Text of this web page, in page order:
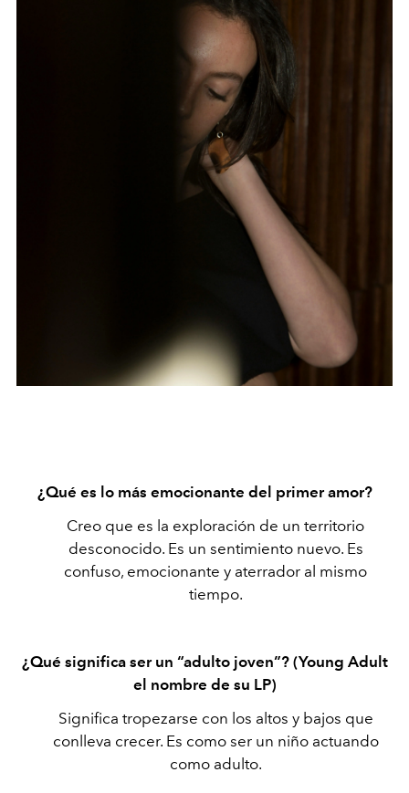
¿Qué es lo más emocionante del primer amor?
Creo que es la exploración de un territorio
desconocido. Es un sentimiento nuevo. Es
confuso, emocionante y aterrador al mismo
tiempo.
¿Qué significa ser un “adulto joven”? (Young Adult
el nombre de su LP)
Significa tropezarse con los altos y bajos que
conlleva crecer. Es como ser un niño actuando
como adulto.